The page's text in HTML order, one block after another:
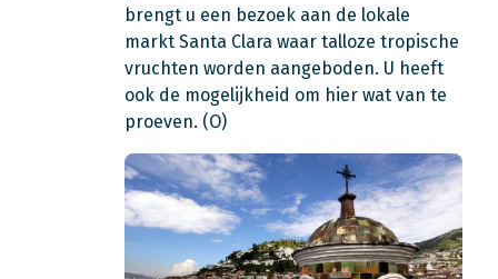
brengt u een bezoek aan de lokale
markt Santa Clara waar talloze tropische
vruchten worden aangeboden. U heeft
ook de mogelijkheid om hier wat van te
proeven. (O)